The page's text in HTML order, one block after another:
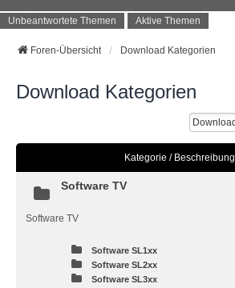
Unbeantwortete Themen Aktive Themen
Foren-Übersicht Download Kategorien
Download Kategorien
Kategorie / Beschreibung
Software TV
Software TV
Software SL1xx
Software SL2xx
Software SL3xx